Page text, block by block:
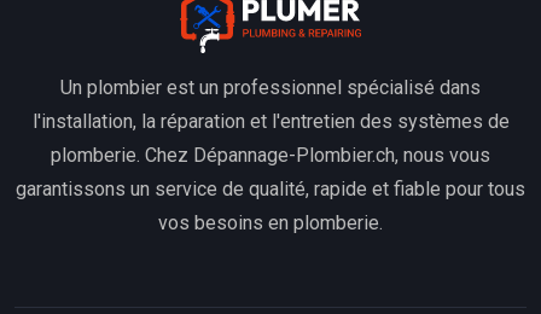
Un plombier est un professionnel spécialisé dans
l'installation, la réparation et l'entretien des systèmes de
plomberie. Chez Dépannage-Plombier.ch, nous vous
garantissons un service de qualité, rapide et fiable pour tous
vos besoins en plomberie.